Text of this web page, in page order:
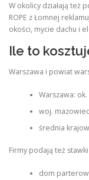
W okolicy działają też
ROPE z Łomnej
okości, mycie dachu i
Ile to
Warszawa i powiat
Warszawa: ok.
woj.
średnia
Firmy podają też
dom